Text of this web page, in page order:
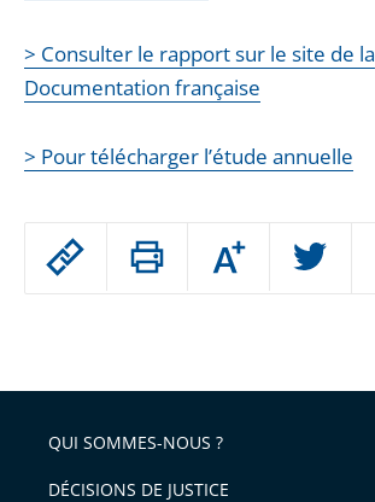
Passer
arriver
après
Augmenter
ou
l'article
pour
> Consulter le rapport sur le site de la
Documentation française
> Pour télécharger l’étude annuelle
QUI SOMMES-NOUS ?
DÉCISIONS DE JUSTICE